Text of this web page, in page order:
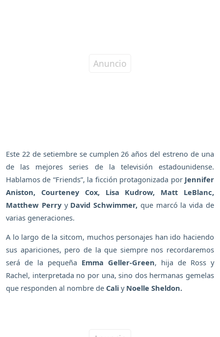
Este 22 de setiembre se cumplen 26 años del estreno de una
de las mejores series de la televisión estadounidense.
Hablamos de “Friends”, la ficción protagonizada por Jennifer
Aniston, Courteney Cox, Lisa Kudrow, Matt LeBlanc,
Matthew Perry yDavid Schwimmer, que marcó la vida de
varias generaciones.
A lo largo de la sitcom, muchos personajes han ido haciendo
sus apariciones, pero de la que siempre nos recordaremos
será de la pequeña Emma Geller-Green, hija de Ross y
Rachel, interpretada no por una, sino dos hermanas gemelas
que responden al nombre de Cali y Noelle Sheldon.